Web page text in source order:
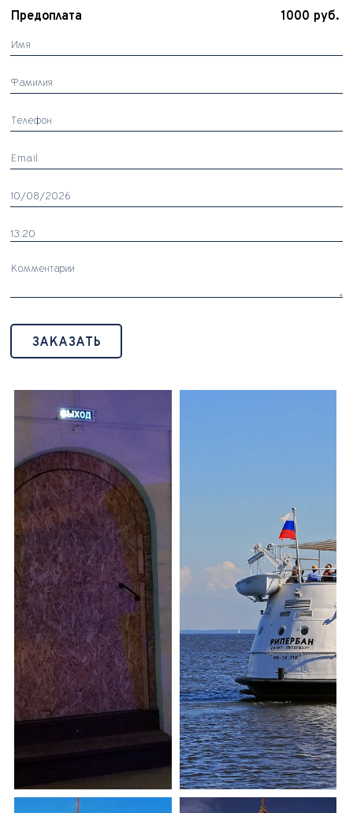
Предоплата
1000 руб.